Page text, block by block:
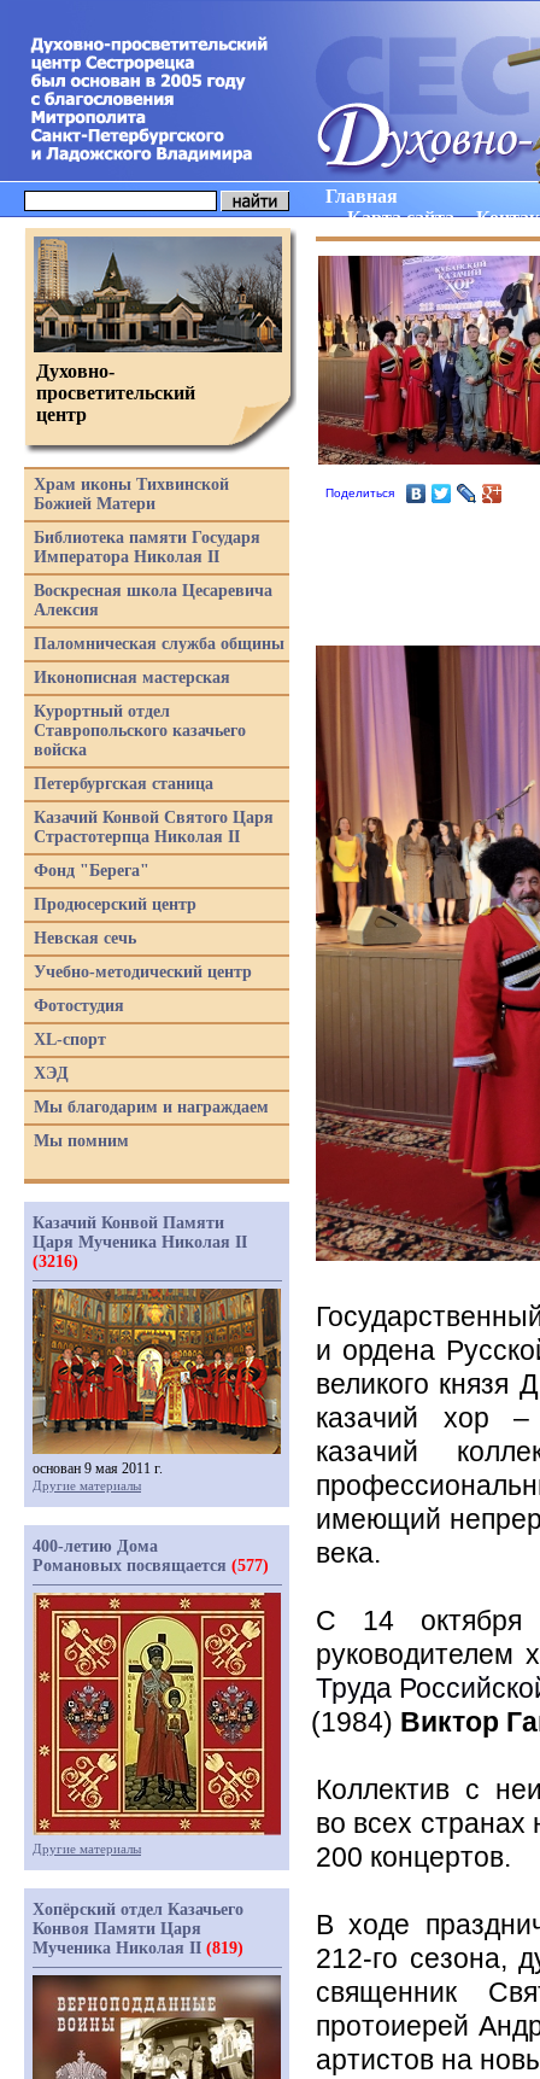
Главная
Карта сайта
Поделиться
и ордена
великого князя
казачий хор
казачий
имеющий
века.
С 14 октября
руководителем
Труда
(1984) Виктор
Коллектив с
во всех странах
200 концертов.
В ходе
212-го сезона,
священник
протоиерей
артистов на
Духовно-
просветительский
центр
Храм иконы Тихвинской
Божией Матери
Библиотека памяти Государя
Императора Николая II
Воскресная школа Цесаревича
Алексия
Паломническая служба общины
Иконописная мастерская
Курортный отдел
Ставропольского казачьего
войска
Петербургская станица
Казачий Конвой Святого Царя
Страстотерпца Николая II
Фонд "Берега"
Продюсерский центр
Невская сечь
Учебно-методический центр
Фотостудия
XL-спорт
ХЭД
Мы благодарим и награждаем
Мы помним
Казачий Конвой Памяти
Царя Мученика Николая II
(3216)
основан 9 мая 2011 г.
Другие материалы
400-летию Дома
Романовых посвящается (577)
Другие материалы
Хопёрский отдел Казачьего
Конвоя Памяти Царя
Мученика Николая II (819)